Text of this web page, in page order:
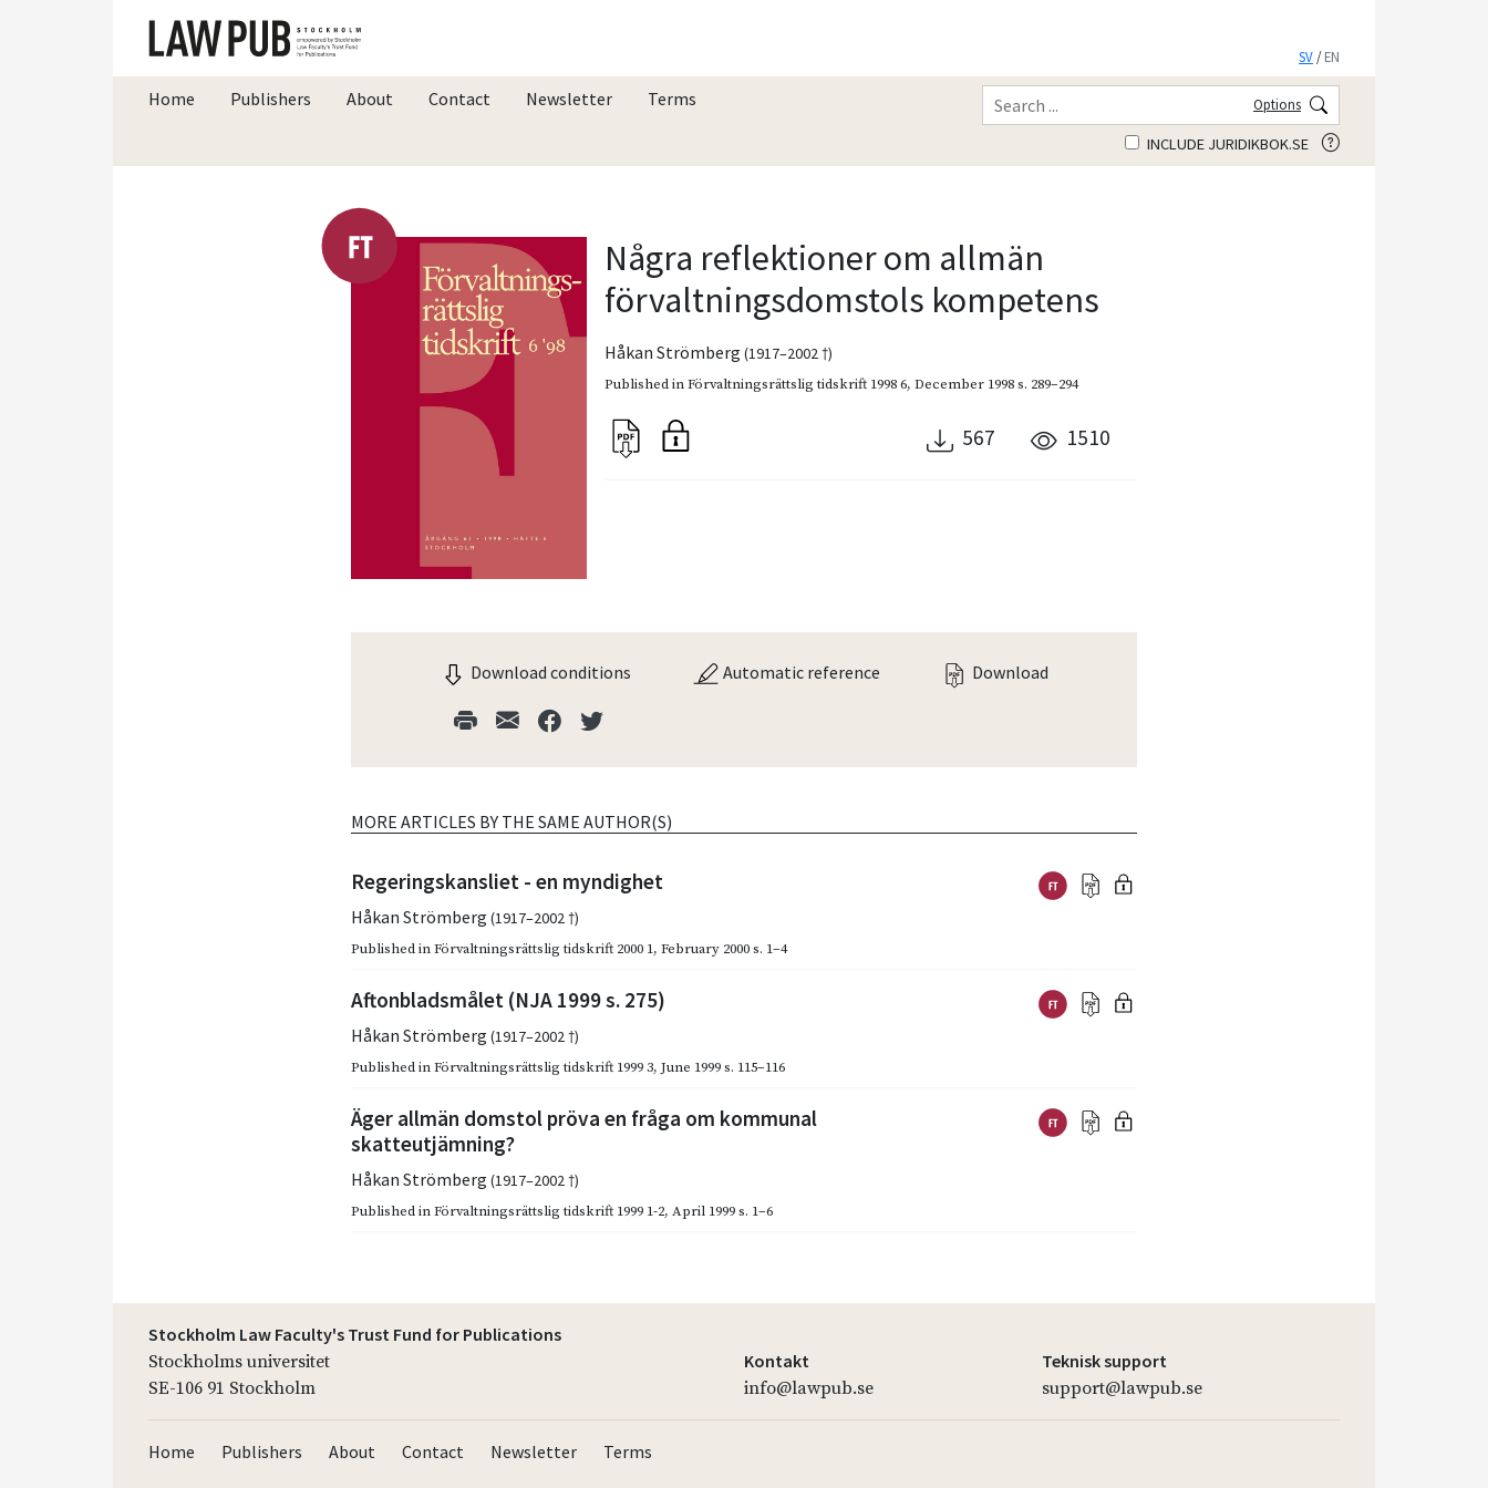
SV /EN
Home Publishers About Contact Newsletter Terms Options
INCLUDE JURIDIKBOK.SE
Några reflektioner om allmän
förvaltningsdomstols kompetens
Håkan Strömberg(1917–2002 †)
Published inFörvaltningsrättslig tidskrift 1998 6,December 1998s. 289–294
567 1510
Download conditions Automatic reference Download
MORE ARTICLES BY THE SAME AUTHOR(S)
Regeringskansliet - en myndighet
Håkan Strömberg(1917–2002 †)
Published inFörvaltningsrättslig tidskrift 2000 1,February 2000 s. 1–4
Aftonbladsmålet (NJA 1999 s. 275)
Håkan Strömberg(1917–2002 †)
Published inFörvaltningsrättslig tidskrift 1999 3,June 1999 s. 115–116
Äger allmän domstol pröva en fråga om kommunal
skatteutjämning?
Håkan Strömberg(1917–2002 †)
Published inFörvaltningsrättslig tidskrift 1999 1-2,April 1999 s. 1–6
Stockholm Law Faculty's Trust Fund for Publications
Stockholms universitet
SE-106 91 Stockholm
Kontakt
info@lawpub.se
Teknisk support
support@lawpub.se
Home Publishers About Contact Newsletter Terms